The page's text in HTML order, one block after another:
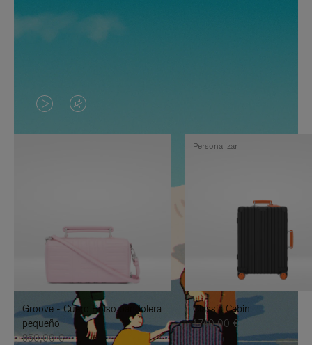
EL
VÍDEO
PULSE
PAUSARLO.
EL
SONIDO
DESACTIVADO:
PULSE
PARA
ACTIVARLO.
Groove - Cuero Bolso bandolera
pequeño
950,00 €
Classic Cabin
1.740,00 €
Personalizar